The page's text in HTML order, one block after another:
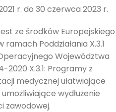
r. do 30 czerwca 2023 r.
ze środków Europejskiego
ramach Poddziałania X.3.1
Województwa
2020 X.3.1: Programy z
medycznej ułatwiające
wydłużenie
zawodowej.